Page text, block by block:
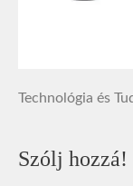
Technológia és
Szólj hozzá!